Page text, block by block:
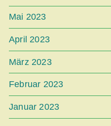
Mai 2023
April 2023
März 2023
Februar 2023
Januar 2023